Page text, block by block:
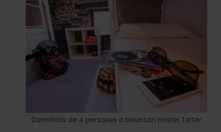
Dormitoris de 4 persones a Mountain Hostel Tarter